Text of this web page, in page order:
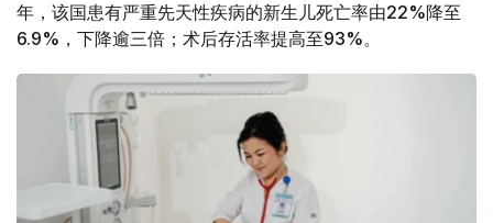
年，该国患有严重先天性疾病的新生儿死亡率由22%降至
6.9%，下降逾三倍；术后存活率提高至93%。